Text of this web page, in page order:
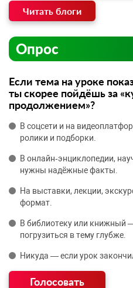
Читать блоги
Опрос
Если тема на уроке
ты скорее пойдёшь за
продолжением»?
В соцсети и на
ролики и подборки.
В онлайн‑энциклопедии,
нужны надёжные факты.
На выставки, лекции,
формат.
В библиотеку или книжный
погрузиться в тему глубже.
Никуда — если урок